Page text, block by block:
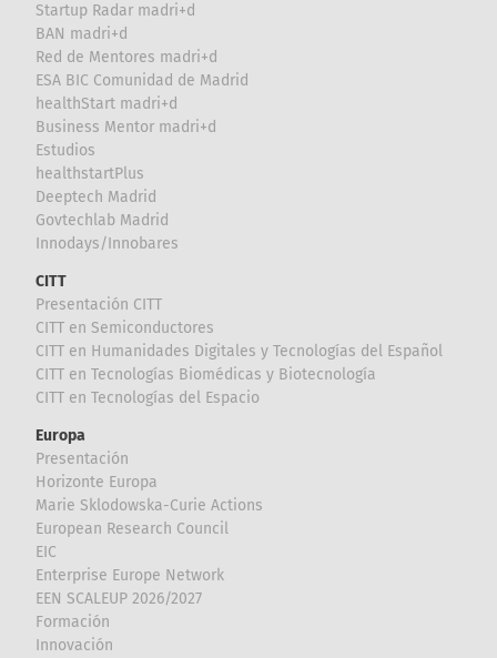
Startup Radar madri+d
BAN madri+d
Red de Mentores madri+d
ESA BIC Comunidad de Madrid
healthStart madri+d
Business Mentor madri+d
Estudios
healthstartPlus
Deeptech Madrid
Govtechlab Madrid
Innodays/Innobares
CITT
Presentación CITT
CITT en Semiconductores
CITT en Humanidades Digitales y Tecnologías del Español
CITT en Tecnologías Biomédicas y Biotecnología
CITT en Tecnologías del Espacio
Europa
Presentación
Horizonte Europa
Marie Sklodowska-Curie Actions
European Research Council
EIC
Enterprise Europe Network
EEN SCALEUP 2026/2027
Formación
Innovación